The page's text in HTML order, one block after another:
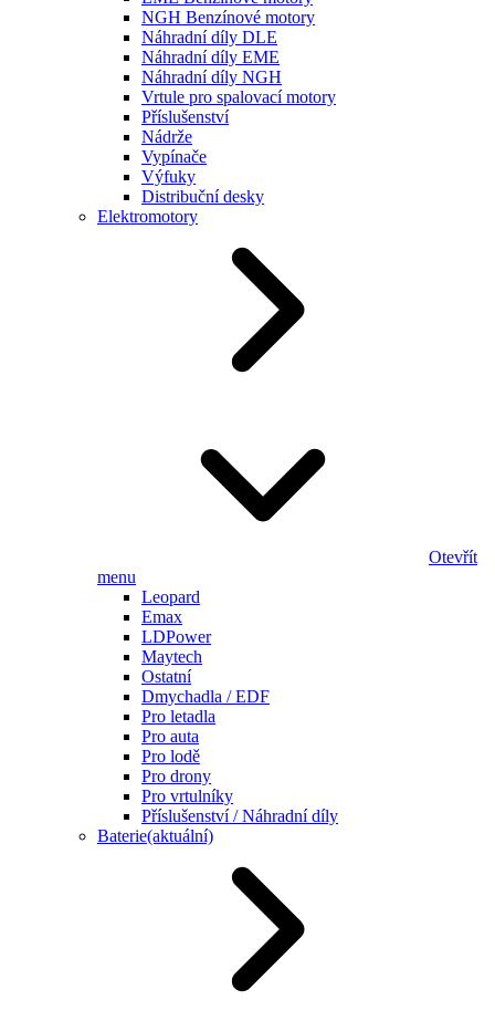
NGH Benzínové motory
Náhradní díly DLE
Náhradní díly EME
Náhradní díly NGH
Vrtule pro spalovací motory
Příslušenství
Nádrže
Vypínače
Výfuky
Distribuční desky
Elektromotory
Otevřít
menu
Leopard
Emax
LDPower
Maytech
Ostatní
Dmychadla / EDF
Pro letadla
Pro auta
Pro lodě
Pro drony
Pro vrtulníky
Příslušenství / Náhradní díly
Baterie(aktuální)